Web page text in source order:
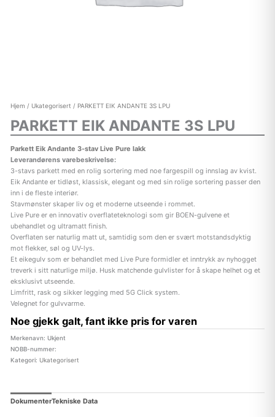
Hjem / Ukategorisert / PARKETT EIK ANDANTE 3S LPU
PARKETT EIK ANDANTE 3S LPU
Parkett Eik Andante 3-stav Live Pure lakk
Leverandørens varebeskrivelse:
3-stavs parkett med en rolig sortering med noe fargespill og innslag av kvist.
Eik Andante er tidløst, klassisk, elegant og med sin rolige sortering passer den
inn i de fleste interiør.
Stavmønster skaper liv og et moderne utseende i rommet.
Live Pure er en innovativ overflateteknologi som gir BOEN-gulvene et
ubehandlet og ultramatt finish.
Overflaten ser naturlig matt ut, samtidig som den er svært motstandsdyktig
mot flekker, søl og UV-lys.
Et eikegulv som er behandlet med Live Pure formidler et inntrykk av nyhogget
treverk i sitt naturlige miljø. Husk matchende gulvlister for å skape helhet og et
eksklusivt utseende.
Limfritt, rask og sikker legging med 5G Click system.
Velegnet for gulvvarme.
Noe gjekk galt, fant ikke pris for varen
Merkenavn: Ukjent
NOBB-nummer:
Kategori: Ukategorisert
DokumenterTekniske Data